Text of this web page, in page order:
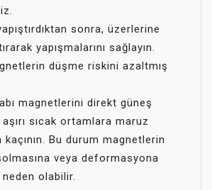
sonra, üzerlerine
yapışmalarını sağlayın.
düşme riskini azaltmış
magnetlerini direkt güneş
aşırı sıcak ortamlara maruz
kaçının. Bu durum magnetlerin
veya deformasyona
neden olabilir.